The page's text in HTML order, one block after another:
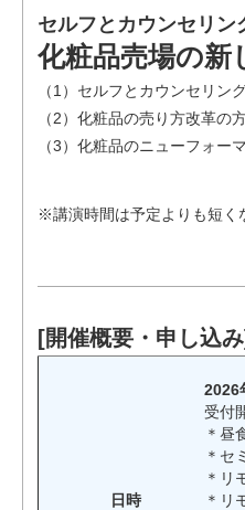
セルフとカウンセリン
化粧品売場の新
（1）セルフとカウンセリン
（2）化粧品の売り方改革の
（3）化粧品のニューフォー
※講演時間は予定よりも短く
[開催概要・申し込
日時
2026
受付
＊昼
＊セ
＊リ
＊リ